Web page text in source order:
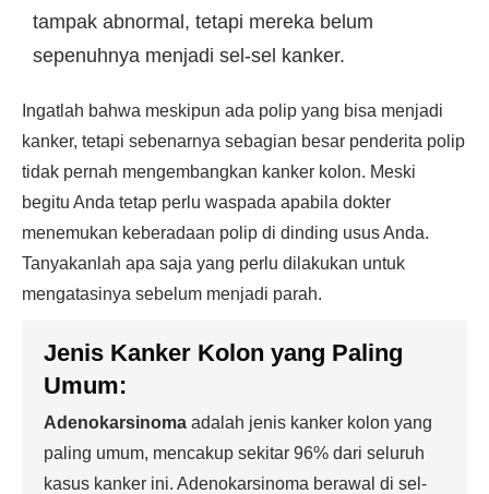
tampak abnormal, tetapi mereka belum
sepenuhnya menjadi sel-sel kanker.
Ingatlah bahwa meskipun ada polip yang bisa menjadi
kanker, tetapi sebenarnya sebagian besar penderita polip
tidak pernah mengembangkan kanker kolon. Meski
begitu Anda tetap perlu waspada apabila dokter
menemukan keberadaan polip di dinding usus Anda.
Tanyakanlah apa saja yang perlu dilakukan untuk
mengatasinya sebelum menjadi parah.
Jenis Kanker Kolon yang Paling
Umum:
Adenokarsinoma adalah jenis kanker kolon yang
paling umum, mencakup sekitar 96% dari seluruh
kasus kanker ini. Adenokarsinoma berawal di sel-